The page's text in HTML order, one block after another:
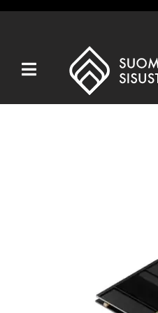
Kaikki tuotteet